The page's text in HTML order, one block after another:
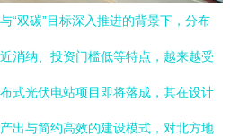
“双碳”目标深入推进的背景下，分布
消纳、投资门槛低等特点，越来越受
式光伏电站项目即将落成，其在设计
出与简约高效的建设模式，对北方地